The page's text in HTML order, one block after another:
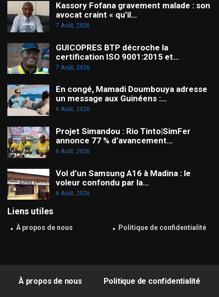
Kassory Fofana gravement malade : son
avocat craint « qu’il…
7 Août, 2026
GUICOPRES BTP décroche la
certification ISO 9001:2015 et…
7 Août, 2026
En congé, Mamadi Doumbouya adresse
un message aux Guinéens :…
6 Août, 2026
Projet Simandou : Rio Tinto|SimFer
annonce 77 % d’avancement…
6 Août, 2026
Vol d’un Samsung A16 à Madina : le
voleur confondu par la…
6 Août, 2026
Liens utiles
À propos de nous Politique de confidentialité
À propos de nous Politique de confidentialité